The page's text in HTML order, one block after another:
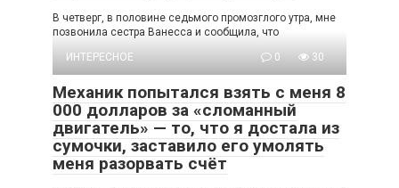
В четверг, в половине седьмого промозглого утра, мне
позвонила сестра Ванесса и сообщила, что
ИНТЕРЕСНОЕ
0 30
Механик попытался взять с меня 8
000 долларов за «сломанный
двигатель» — то, что я достала из
сумочки, заставило его умолять
меня разорвать счёт